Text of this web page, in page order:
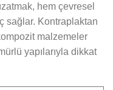
hem çevresel
sağlar. Kontraplaktan
malzemeler
yapılarıyla dikkat